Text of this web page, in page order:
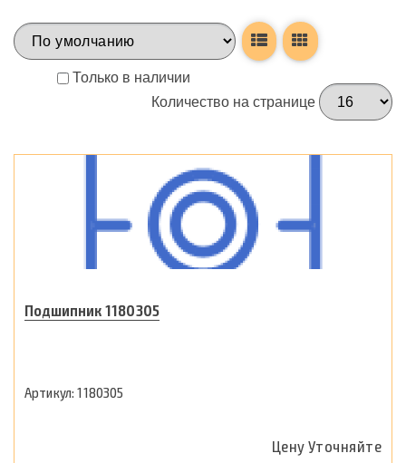
Только в наличии
Количество на странице
Подшипник 1180305
1180305
Цену Уточняйте